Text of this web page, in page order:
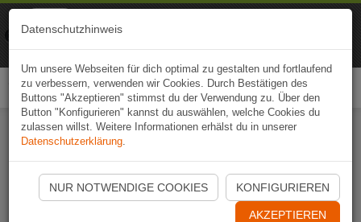
Naviki App jetzt öffnen
Datenschutzhinweis
Um unsere Webseiten für dich optimal zu gestalten und fortlaufend
zu verbessern, verwenden wir Cookies. Durch Bestätigen des
Buttons "Akzeptieren" stimmst du der Verwendung zu. Über den
Button "Konfigurieren" kannst du auswählen, welche Cookies du
zulassen willst. Weitere Informationen erhälst du in unserer
Datenschutzerklärung.
NUR NOTWENDIGE COOKIES KONFIGURIEREN
AKZEPTIEREN
Naviki